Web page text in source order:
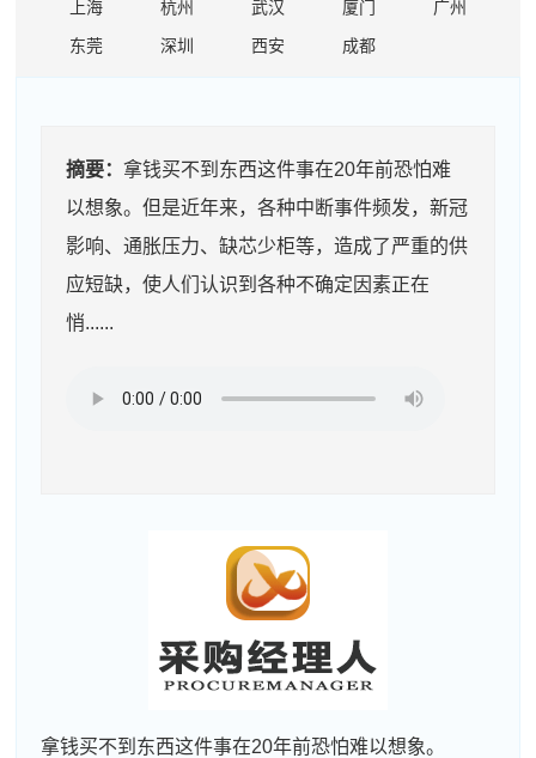
上海
杭州 武汉 厦门
广州
东莞
深圳 西安 成都
摘要：拿钱买不到东西这件事在20年前恐怕难
以想象。但是近年来，各种中断事件频发，新冠
影响、通胀压力、缺芯少柜等，造成了严重的供
应短缺，使人们认识到各种不确定因素正在
悄......
拿钱买不到东西这件事在20年前恐怕难以想象。